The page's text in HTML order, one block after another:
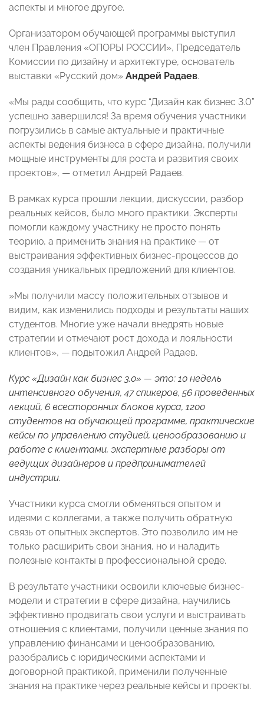
аспекты и многое другое.
Организатором обучающей программы выступил
член Правления «ОПОРЫ РОССИИ», Председатель
Комиссии по дизайну и архитектуре, основатель
выставки «Русский дом» Андрей Радаев.
«Мы рады сообщить, что курс “Дизайн как бизнес 3.0”
успешно завершился! За время обучения участники
погрузились в самые актуальные и практичные
аспекты ведения бизнеса в сфере дизайна, получили
мощные инструменты для роста и развития своих
проектов», — отметил Андрей Радаев.
В рамках курса прошли лекции, дискуссии, разбор
реальных кейсов, было много практики. Эксперты
помогли каждому участнику не просто понять
теорию, а применить знания на практике — от
выстраивания эффективных бизнес-процессов до
создания уникальных предложений для клиентов.
»Мы получили массу положительных отзывов и
видим, как изменились подходы и результаты наших
студентов. Многие уже начали внедрять новые
стратегии и отмечают рост дохода и лояльности
клиентов», — подытожил Андрей Радаев.
Курс «Дизайн как бизнес 3.0» — это: 10 недель
интенсивного обучения, 47 спикеров, 56 проведенных
лекций, 6 всесторонних блоков курса, 1200
студентов на обучающей программе, практические
кейсы по управлению студией, ценообразованию и
работе с клиентами, экспертные разборы от
ведущих дизайнеров и предпринимателей
индустрии.
Участники курса смогли обменяться опытом и
идеями с коллегами, а также получить обратную
связь от опытных экспертов. Это позволило им не
только расширить свои знания, но и наладить
полезные контакты в профессиональной среде.
В результате участники освоили ключевые бизнес-
модели и стратегии в сфере дизайна, научились
эффективно продвигать свои услуги и выстраивать
отношения с клиентами, получили ценные знания по
управлению финансами и ценообразованию,
разобрались с юридическими аспектами и
договорной практикой, применили полученные
знания на практике через реальные кейсы и проекты.